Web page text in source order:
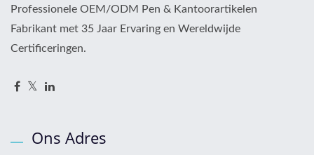
Professionele OEM/ODM Pen & Kantoorartikelen
Fabrikant met 35 Jaar Ervaring en Wereldwijde
Certificeringen.
Ons Adres